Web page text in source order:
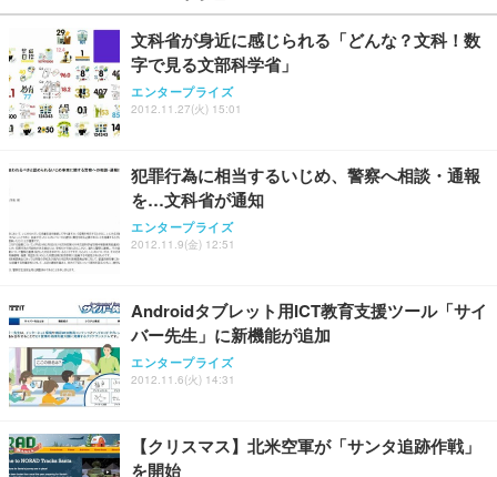
￥27,999
Sezlife オフィスチェア デスクチェア 疲れない テレ
ワーク チェア 強化バックレスト 30度ロッキング機
能 人間工学 椅子 腰サポート 90度跳ね上げ式アーム
ョン PCチェア 通気性メッシュ ゲーミング/勉強/事
務用 おしゃれ パソコンチェア (ブラック)
Sezlife オフィスチェア デスクチェア 疲れない テレ
ワーク チェア 強化バックレスト 30度ロッキング機
能 人間工学 椅子 腰サポート 90度跳ね上げ式アーム
務用 おしゃれ パソコンチェア (ホワイト)
ANDWINT オフィスチェア デスクチェア 肘なし メ
ッシュ 通気性 ランバーサポート付き 腰サポート ガ
ス圧無段階昇降 360度回転 キャスター付き コンパク
￥109,572
【純正品】27"ゲーミングモニター DualSense 充電
フック付き（CFI-ZDM1J）
【整備済み品】Dell E2724HS 27インチ 液晶モニタ
ー フルHD（1920×1080）VA 非光沢 HDMI/DisplayP
ort/VGA スピーカー内蔵 高さ調整 スイベル VESA対
【MiniLED/24.5inch/280Hz/FHD】GRAPHT THE S
HOOTER Gaming Monitor 24” Essential ゲーミン
グモニター QD 24.5インチ 1ms FHD 量子ドット 残
￥3,234
ネオ・ルーライフ ネオ・オムツ L 中型犬用 26枚入
り 単品
Smart Basic(スマートベーシック) 【Amazon.co.jp
限定】 Smart Basic アイリスオーヤマ ペットシーツ
超厚型 お徳用 ワイド 100枚入 (x 1) (ケース販売)
アイリスオーヤマ ペットシーツ 超厚型 お徳用 レギ
ュラー 200枚入【Amazon.co.jp限定】
文科省が身近に感じられる「どんな？文科！数
字で見る文部科学省」
エンタープライズ
2012.11.27(火) 15:01
犯罪行為に相当するいじめ、警察へ相談・通報
を…文科省が通知
エンタープライズ
2012.11.9(金) 12:51
Androidタブレット用ICT教育支援ツール「サイ
バー先生」に新機能が追加
エンタープライズ
2012.11.6(火) 14:31
【クリスマス】北米空軍が「サンタ追跡作戦」
を開始